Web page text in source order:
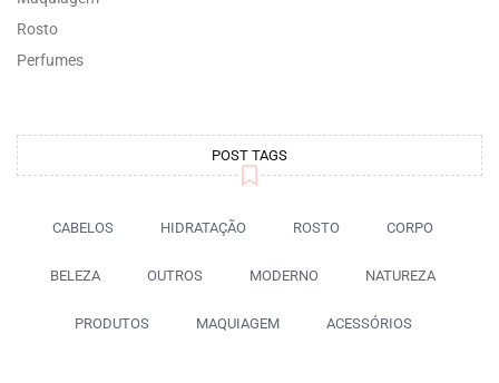
Rosto
Perfumes
POST TAGS
CABELOS HIDRATAÇÃO ROSTO CORPO
BELEZA OUTROS MODERNO NATUREZA
PRODUTOS MAQUIAGEM ACESSÓRIOS